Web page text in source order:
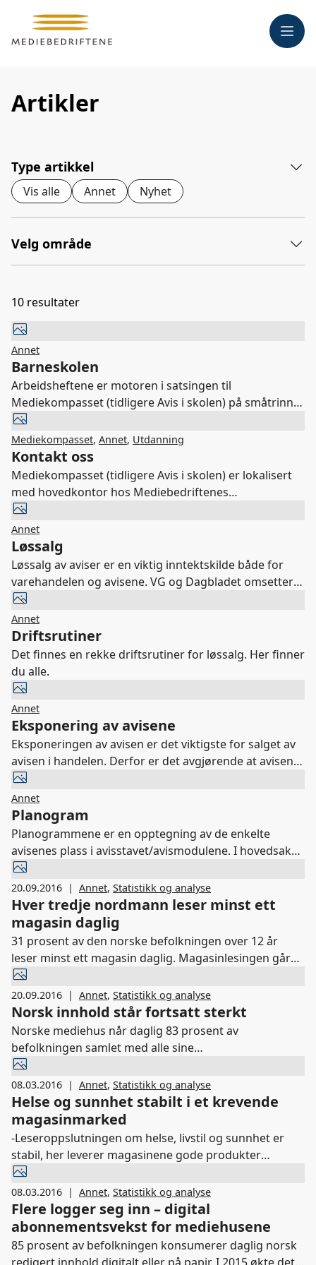
Meny
Artikler
Type artikkel
Vis alle Annet Nyhet
Velg område
10 resultater
Annet
Barneskolen
Arbeidsheftene er motoren i satsingen til
Mediekompasset (tidligere Avis i skolen) på småtrinnet
og mellomtrinnet.
Mediekompasset, Annet, Utdanning
Kontakt oss
Mediekompasset (tidligere Avis i skolen) er lokalisert
med hovedkontor hos Mediebedriftenes
Landsforening i Oslo, i tillegg til et regionkontor.
Nedenunder finner du oversikt over disse.
Skolekonsulenten har lærerbakgrunn og god innsikt i
lokale og regionale muligheter.
Annet
Løssalg
Løssalg av aviser er en viktig inntektskilde både for
varehandelen og avisene. VG og Dagbladet omsetter
til sammen for om lag 1,7 milliarder. Øvrige aviser
omsetter for om lag 800 millioner.
Annet
Driftsrutiner
Det finnes en rekke driftsrutiner for løssalg. Her finner
du alle.
Annet
Eksponering av avisene
Eksponeringen av avisen er det viktigste for salget av
avisen i handelen. Derfor er det avgjørende at avisene
kan samarbeide om gode eksponeringsløsninger.
Annet
Planogram
Planogrammene er en opptegning av de enkelte
avisenes plass i avisstavet/avismodulene. I hovedsak
har vi to planogrammer - et knyttet til
dagligvarehandelen og et til servicehandelen.
20.09.2016 | Annet, Statistikk og analyse
Hver tredje nordmann leser minst ett
magasin daglig
31 prosent av den norske befolkningen over 12 år
leser minst ett magasin daglig. Magasinlesingen går
samlet sett tilbake med 7,8 prosent, tilbakegangen er
imidlertid langt lavere siste halvår. 8 av MBLs
medlemsmagasiner har vekst, mens 58 går tilbake. De
som vokser mest er BoligPluss, Traktor og Reiselyst.
20.09.2016 | Annet, Statistikk og analyse
Norsk innhold står fortsatt sterkt
Norske mediehus når daglig 83 prosent av
befolkningen samlet med alle sine
publiseringsplattformer. Flest benytter nettutgavene
(61prosent), mens papirutgavene daglig når 51
prosent av befolkningen. Mobilutgavene har en daglig
dekning på 40 prosent. Lesertallene for papirutgavene
fortsetter å falle, mens nettutgavene øker og mobil
har stabilisert seg.
08.03.2016 | Annet, Statistikk og analyse
Helse og sunnhet stabilt i et krevende
magasinmarked
-Leseroppslutningen om helse, livstil og sunnhet er
stabil, her leverer magasinene gode produkter
brukerne vil ha. Det er positivt at også innsikt holder
seg i et krevende marked, sier adm. dir i MBL Randi S.
Øgrey.
08.03.2016 | Annet, Statistikk og analyse
Flere logger seg inn – digital
abonnementsvekst for mediehusene
85 prosent av befolkningen konsumerer daglig norsk